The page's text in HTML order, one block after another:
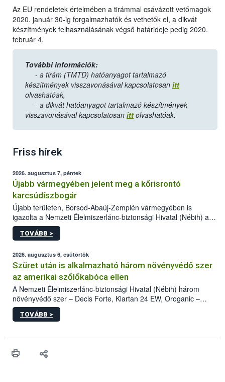
Az EU rendeletek értelmében a tirámmal csávázott vetőmagok
2020. január 30-ig forgalmazhatók és vethetők el, a dikvát
készítmények felhasználásának végső határideje pedig 2020.
február 4.
További információk:
- a tirám (TMTD) hatóanyagot tartalmazó
készítmények visszavonásával kapcsolatosan itt
olvashatóak,
- a dikvát hatóanyagot tartalmazó készítmények
visszavonásával kapcsolatosan itt olvashatóak.
Friss hírek
2026. augusztus 7, péntek
Újabb vármegyében jelent meg a kőrisrontó
karcsúdíszbogár
Újabb területen, Borsod-Abaúj-Zemplén vármegyében is
igazolta a Nemzeti Élelmiszerlánc-biztonsági Hivatal (Nébih) a
kőrisrontó karcsúdíszbogár (Agrilus planipennis) jelenlétét. A
kártevőt nem csak színcsapdában találták meg, de már fertőzött
az intenzív felderítést, emellett az intézkedéseket a szlovák
hatósággal is összehangolják a terjedés megállítása érdekében.
TOVÁBB >
2026. augusztus 6, csütörtök
Szüret után is alkalmazható három növényvédő szer
az amerikai szőlőkabóca ellen
A Nemzeti Élelmiszerlánc-biztonsági Hivatal (Nébih) három
növényvédő szer – Decis Forte, Klartan 24 EW, Oroganic –
engedélyokiratát módosította, így azok a szüretet követően,
egészen a vesszőérettség (BBCH 91) stádiumáig
érésű szőlőkben is legyen lehetőség a károsító elleni további
felhasználók számára is elérhető és ökológiai termesztésben is
TOVÁBB >